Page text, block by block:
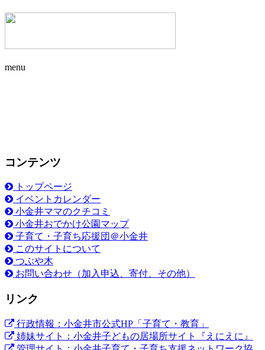
menu
コンテンツ
トップページ
イベントカレンダー
小金井ママのクチコミ
小金井おでかけ公園マップ
子育て・子育ち応援団＠小金井
このサイトについて
つぶや木
お問い合わせ（加入申込、寄付、その他）
リンク
行政情報：小金井市公式HP「子育て・教育」
姉妹サイト：小金井子どもの居場所サイト『えにえに』